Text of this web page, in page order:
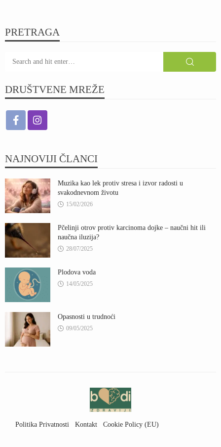
PRETRAGA
DRUŠTVENE MREŽE
NAJNOVIJI ČLANCI
Muzika kao lek protiv stresa i izvor radosti u
svakodnevnom životu
15/02/2026
Pčelinji otrov protiv karcinoma dojke – naučni hit ili
naučna iluzija?
28/07/2025
Plodova voda
14/05/2025
Opasnosti u trudnoći
09/05/2025
Politika Privatnosti Kontakt Cookie Policy (EU)